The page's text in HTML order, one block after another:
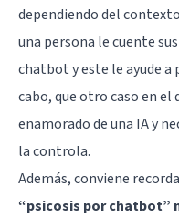
dependiendo del
una persona le cuente
chatbot y este le ayude a
cabo, que otro caso en el
enamorado de una IA y
la controla.
Además, conviene
“psicosis por chatbot”